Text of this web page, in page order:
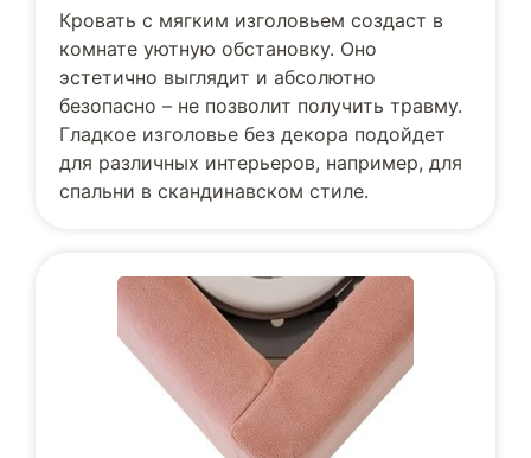
Кровать с мягким изголовьем создаст в
комнате уютную обстановку. Оно
эстетично выглядит и абсолютно
безопасно – не позволит получить травму.
Гладкое изголовье без декора подойдет
для различных интерьеров, например, для
спальни в скандинавском стиле.